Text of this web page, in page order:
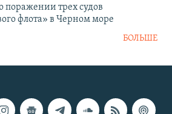
поражении трех судов
флота» в Черном море
БОЛЬШЕ